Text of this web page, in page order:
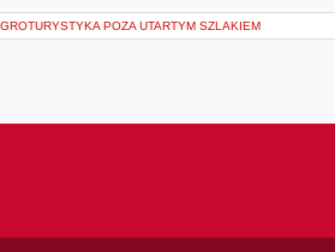
POZA UTARTYM SZLAKIEM